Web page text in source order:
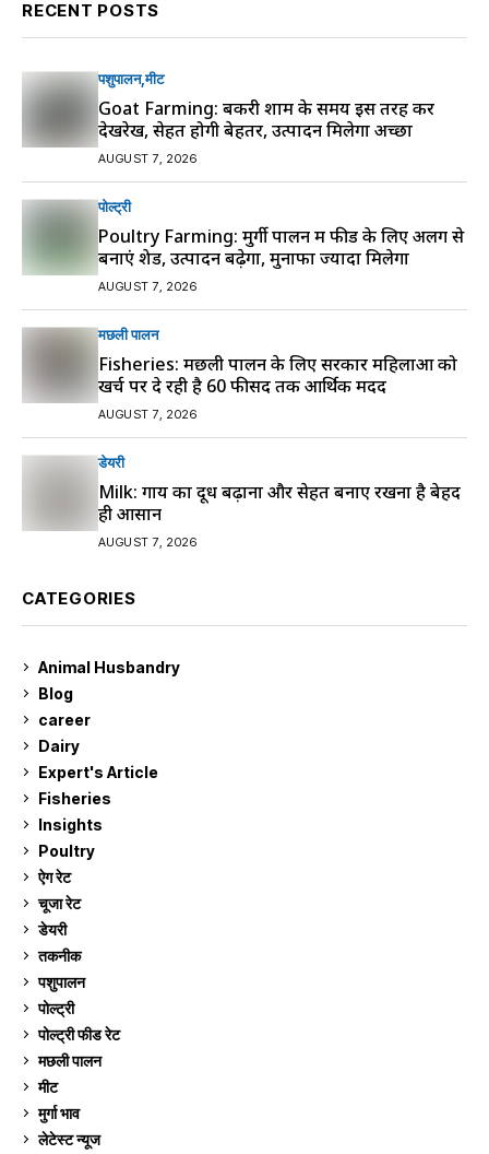
RECENT POSTS
पशुपालन मीट
Goat Farming: बकरी शाम के समय इस तरह करें
देखरेख, सेहत होगी बेहतर, उत्पादन मिलेगा अच्छा
AUGUST 7, 2026
पोल्ट्री
Poultry Farming: मुर्गी पालन में फीड के लिए अलग से
बनाएं शेड, उत्पादन बढ़ेगा, मुनाफा ज्यादा मिलेगा
AUGUST 7, 2026
मछली पालन
Fisheries: मछली पालन के लिए सरकार महिलाओं को
खर्च पर दे रही है 60 फीसद तक आर्थिक मदद
AUGUST 7, 2026
डेयरी
Milk: गाय का दूध बढ़ाना और सेहत बनाए रखना है बेहद
ही आसान
AUGUST 7, 2026
CATEGORIES
Animal Husbandry
Blog
career
Dairy
Expert's Article
Fisheries
Insights
Poultry
ऐग रेट
चूजा रेट
डेयरी
तकनीक
पशुपालन
पोल्ट्री
पोल्ट्री फीड रेट
मछली पालन
मीट
मुर्गा भाव
लेटेस्ट न्यूज